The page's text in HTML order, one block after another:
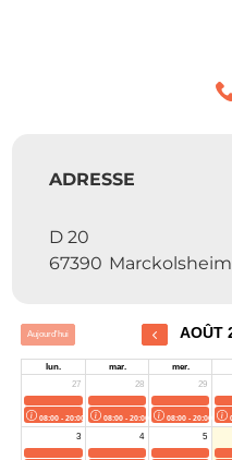
ADRESSE
D 20
67390 Marckolsheim